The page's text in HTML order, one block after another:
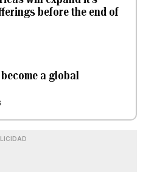
before the end of
a global